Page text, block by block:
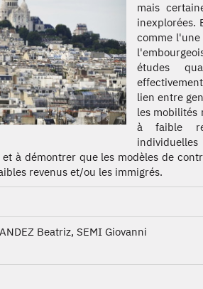
mais
inexplorées.
comme l'une
études
lien entre
les mobilités
à faible
individuelles
à démontrer que les modèles de
revenus et/ou les immigrés.
Beatriz, SEMI Giovanni